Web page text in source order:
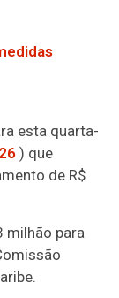
esta quarta-
) que
de R$
milhão para